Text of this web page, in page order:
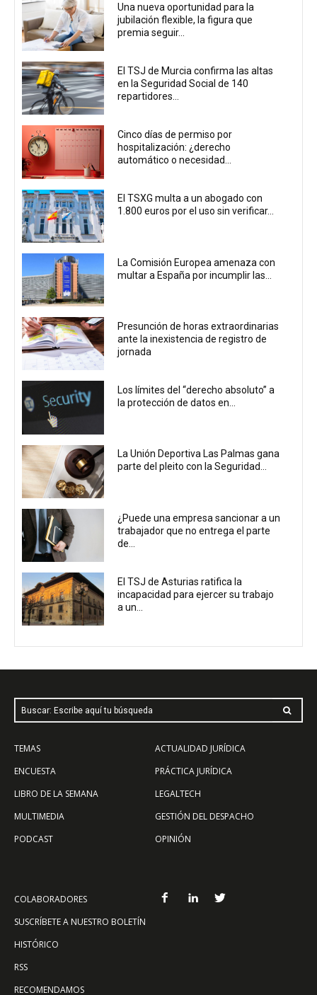
Una nueva oportunidad para la
jubilación flexible, la figura que
premia seguir...
El TSJ de Murcia confirma las altas
en la Seguridad Social de 140
repartidores...
Cinco días de permiso por
hospitalización: ¿derecho
automático o necesidad...
El TSXG multa a un abogado con
1.800 euros por el uso sin verificar...
La Comisión Europea amenaza con
multar a España por incumplir las...
Presunción de horas extraordinarias
ante la inexistencia de registro de
jornada
Los límites del “derecho absoluto” a
la protección de datos en...
La Unión Deportiva Las Palmas gana
parte del pleito con la Seguridad...
¿Puede una empresa sancionar a un
trabajador que no entrega el parte
de...
El TSJ de Asturias ratifica la
incapacidad para ejercer su trabajo
a un...
Buscar: Escribe aquí tu búsqueda
TEMAS
ENCUESTA
LIBRO DE LA SEMANA
MULTIMEDIA
PODCAST
ACTUALIDAD JURÍDICA
PRÁCTICA JURÍDICA
LEGALTECH
GESTIÓN DEL DESPACHO
OPINIÓN
COLABORADORES
SUSCRÍBETE A NUESTRO BOLETÍN
HISTÓRICO
RSS
RECOMENDAMOS